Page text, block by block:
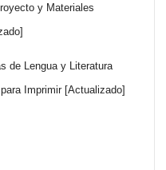
y Materiales
de Lengua y Literatura
Imprimir [Actualizado]